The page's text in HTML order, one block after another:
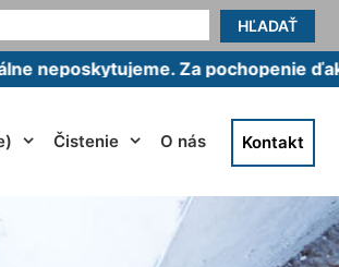
HĽADAŤ
Za pochopenie ďakujeme.
Čistenie O nás Kontakt